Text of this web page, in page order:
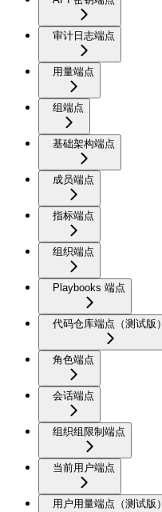
审计日志端点
用量端点
组端点
基础架构端点
成员端点
指标端点
组织端点
Playbooks 端点
代码仓库端点（测试版）
角色端点
会话端点
组织组限制端点
当前用户端点
用户用量端点（测试版）